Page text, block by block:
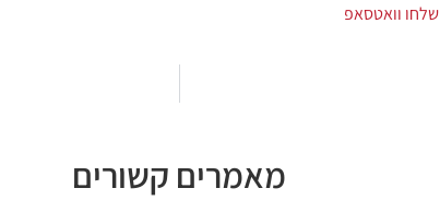
שלחו וואטסאפ
מאמרים קשורים